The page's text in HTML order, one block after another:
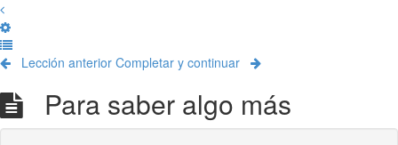
Lección anterior Completar y continuar
Para saber algo más